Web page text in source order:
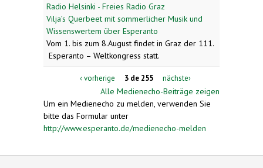
Radio Helsinki - Freies Radio Graz
Vilja’s Querbeet mit sommerlicher Musik und
Wissenswertem über Esperanto
Vom 1. bis zum 8.August findet in Graz der 111.
Esperanto – Weltkongress statt.
‹ vorherige 3 de 255 nächste›
Alle Medienecho-Beiträge zeigen
Um ein Medienecho zu melden, verwenden Sie
bitte das Formular unter
http://www.esperanto.de/medienecho-melden